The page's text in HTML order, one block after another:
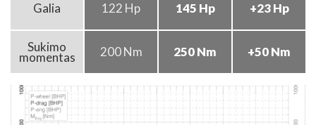
Galia 122 Hp 145 Hp +23 Hp
Sukimo
momentas 200 Nm 250 Nm +50 Nm